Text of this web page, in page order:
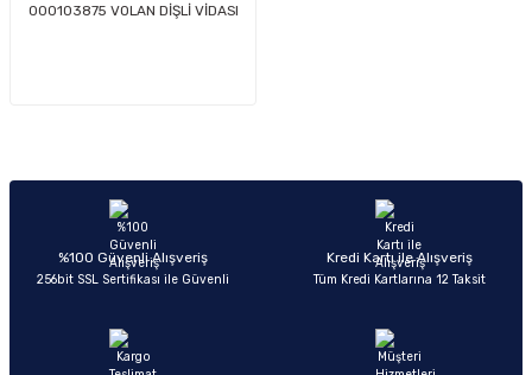
000103875 VOLAN DİŞLİ VİDASI
%100 Güvenli Alışveriş
256bit SSL Sertifikası ile Güvenli
Kredi Kartı ile Alışveriş
Tüm Kredi Kartlarına 12 Taksit